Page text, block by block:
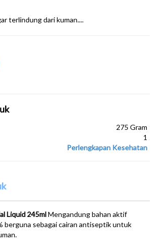
terlindung dari kuman....
275 Gram
1
Perlengkapan Kesehatan
Liquid 245mlMengandung bahan aktif
berguna sebagai cairan antiseptik untuk